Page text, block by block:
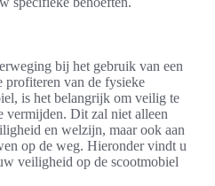
bij het gebruik van een
profiteren van de fysieke
is het belangrijk om veilig te
vermijden. Dit zal niet alleen
en welzijn, maar ook aan
op de weg. Hieronder vindt u
veiligheid op de scootmobiel